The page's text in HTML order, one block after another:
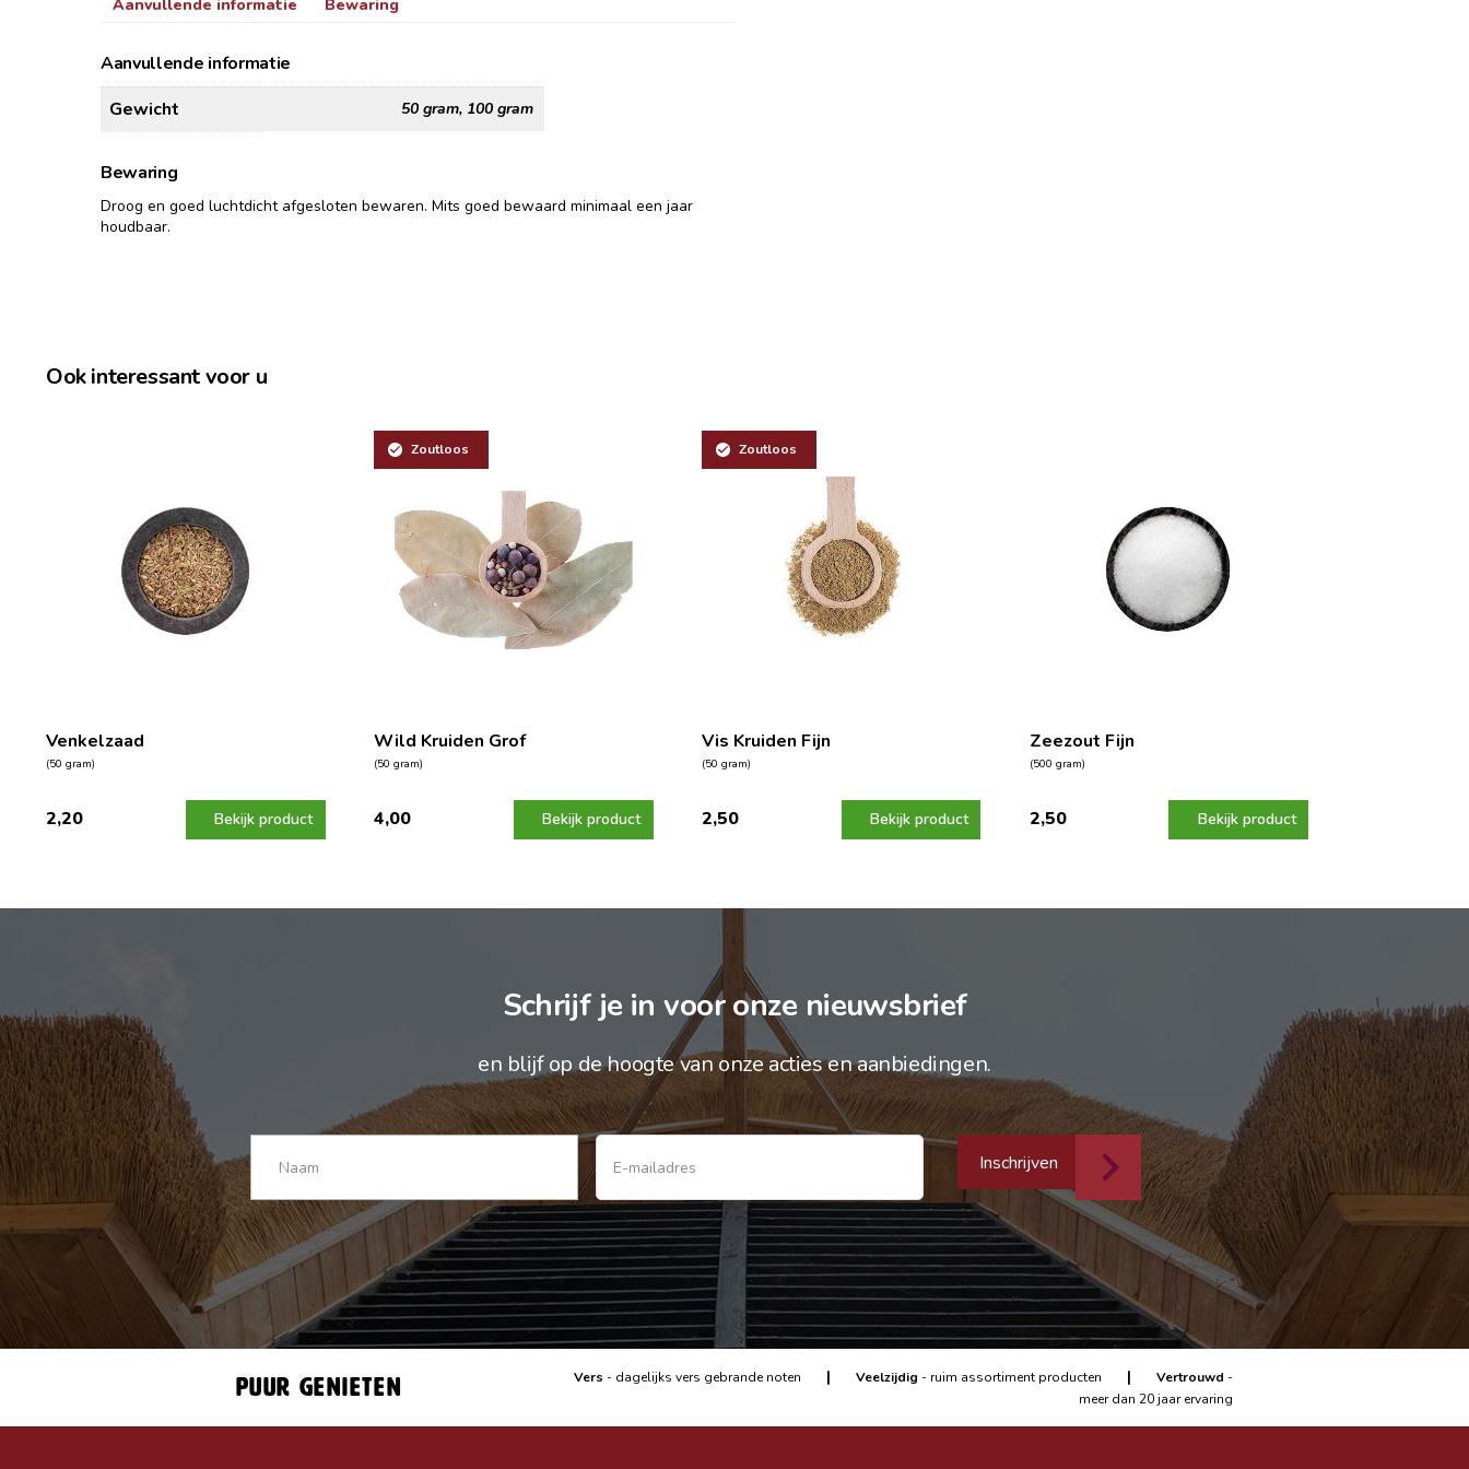
Aanvullende informatie Bewaring
Aanvullende informatie
Gewicht
50 gram, 100 gram
Bewaring
Droog en goed luchtdicht afgesloten bewaren. Mits goed bewaard minimaal een jaar
houdbaar.
Ook interessant voor u
Venkelzaad
(50 gram)
2,20 Bekijk product
Zoutloos
Wild Kruiden Grof
(50 gram)
4,00 Bekijk product
Zoutloos
Vis Kruiden Fijn
(50 gram)
2,50 Bekijk product
Zeezout Fijn
(500 gram)
2,50 Bekijk product
Schrijf je in voor onze nieuwsbrief
en blijf op de hoogte van onze acties en aanbiedingen.
Inschrijven
Puur genieten Vers - dagelijks vers gebrande noten | Veelzijdig - ruim assortiment producten | Vertrouwd -
meer dan 20 jaar ervaring